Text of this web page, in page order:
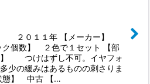
２０１１年 【メーカー】
ク個数】 ２色で１セット 【部
】 つけはずし不可。イヤフォ
少の緩みはあるものの刺さりま
態】 中古 【…